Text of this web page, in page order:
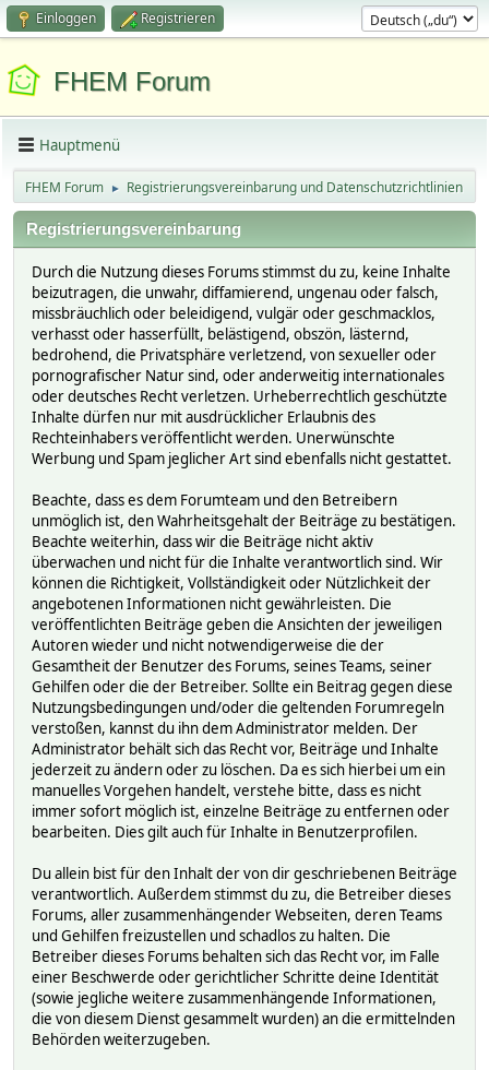
Einloggen Registrieren
FHEM Forum
Hauptmenü
FHEM Forum ► Registrierungsvereinbarung und Datenschutzrichtlinien
Registrierungsvereinbarung
Durch die Nutzung dieses Forums stimmst du zu, keine Inhalte
beizutragen, die unwahr, diffamierend, ungenau oder falsch,
missbräuchlich oder beleidigend, vulgär oder geschmacklos,
verhasst oder hasserfüllt, belästigend, obszön, lästernd,
bedrohend, die Privatsphäre verletzend, von sexueller oder
pornografischer Natur sind, oder anderweitig internationales
oder deutsches Recht verletzen. Urheberrechtlich geschützte
Inhalte dürfen nur mit ausdrücklicher Erlaubnis des
Rechteinhabers veröffentlicht werden. Unerwünschte
Werbung und Spam jeglicher Art sind ebenfalls nicht gestattet.
Beachte, dass es dem Forumteam und den Betreibern
unmöglich ist, den Wahrheitsgehalt der Beiträge zu bestätigen.
Beachte weiterhin, dass wir die Beiträge nicht aktiv
überwachen und nicht für die Inhalte verantwortlich sind. Wir
können die Richtigkeit, Vollständigkeit oder Nützlichkeit der
angebotenen Informationen nicht gewährleisten. Die
veröffentlichten Beiträge geben die Ansichten der jeweiligen
Autoren wieder und nicht notwendigerweise die der
Gesamtheit der Benutzer des Forums, seines Teams, seiner
Gehilfen oder die der Betreiber. Sollte ein Beitrag gegen diese
Nutzungsbedingungen und/oder die geltenden Forumregeln
verstoßen, kannst du ihn dem Administrator melden. Der
Administrator behält sich das Recht vor, Beiträge und Inhalte
jederzeit zu ändern oder zu löschen. Da es sich hierbei um ein
manuelles Vorgehen handelt, verstehe bitte, dass es nicht
immer sofort möglich ist, einzelne Beiträge zu entfernen oder
bearbeiten. Dies gilt auch für Inhalte in Benutzerprofilen.
Du allein bist für den Inhalt der von dir geschriebenen Beiträge
verantwortlich. Außerdem stimmst du zu, die Betreiber dieses
Forums, aller zusammenhängender Webseiten, deren Teams
und Gehilfen freizustellen und schadlos zu halten. Die
Betreiber dieses Forums behalten sich das Recht vor, im Falle
einer Beschwerde oder gerichtlicher Schritte deine Identität
(sowie jegliche weitere zusammenhängende Informationen,
die von diesem Dienst gesammelt wurden) an die ermittelnden
Behörden weiterzugeben.